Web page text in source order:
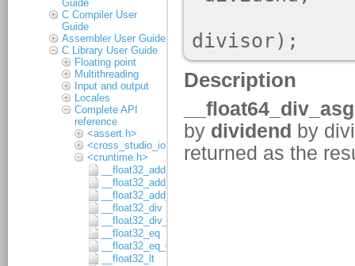
Guide
C Compiler User
Guide
Assembler User Guide
C Library User Guide
Floating point
Multithreading
Input and output
Locales
Complete API
reference
<assert.h>
<cross_studio_io.h>
<cruntime.h>
__float32_add
__float32_add_1
__float32_add_asgn
__float32_div
__float32_div_asgn
__float32_eq
__float32_eq_0
__float32_lt